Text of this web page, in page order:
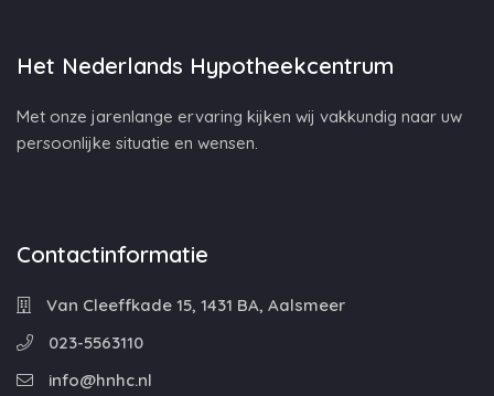
Het Nederlands Hypotheekcentrum
Met onze jarenlange ervaring kijken wij vakkundig naar uw
persoonlijke situatie en wensen.
Contactinformatie
Van Cleeffkade 15, 1431 BA, Aalsmeer
023-5563110
info@hnhc.nl